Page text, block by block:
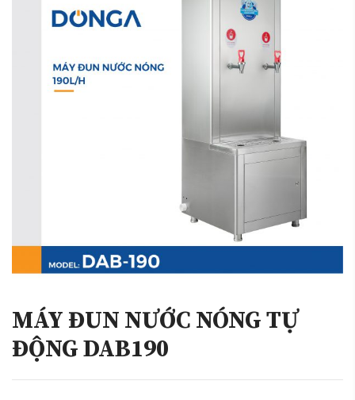
MÁY ĐUN NƯỚC NÓNG TỰ
ĐỘNG DAB190